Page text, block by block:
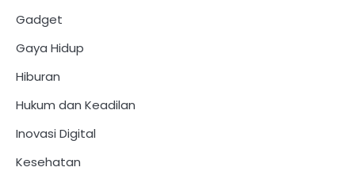
Gadget
Gaya Hidup
Hiburan
Hukum dan Keadilan
Inovasi Digital
Kesehatan